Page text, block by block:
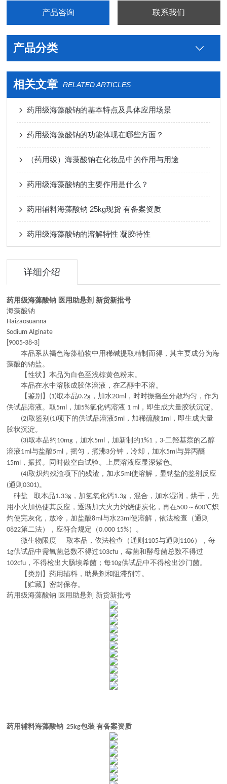
产品咨询 联系我们
产品分类
相关文章 RELATED ARTICLES
药用级海藻酸钠的基本特点及具体应用场景
药用级海藻酸钠的功能体现在哪些方面？
（药用级）海藻酸钠在化妆品中的作用与用途
药用级海藻酸钠的主要作用是什么？
药用辅料海藻酸钠 25kg现货 有备案资质
药用级海藻酸钠的溶解特性 凝胶特性
详细介绍
药用级海藻酸钠 医用助悬剂 新货新批号
海藻酸钠
Haizaosuanna
Sodium Alginate
[9005-38-3]
本品系从褐色海藻植物中用稀碱提取精制而得，其主要成分为海
藻酸的钠盐。
【性状】本品为白色至浅棕黄色粉末。
本品在水中溶胀成胶体溶液，在乙醇中不溶。
【鉴别】 (1)取本品0.2g ，加水20ml ，时时振摇至分散均匀，作为
供试品溶液。取 5ml ，加5%氯化钙溶液 1 ml ，即生成大量胶状沉淀。
(2)取鉴别 (1)项下的供试品溶液5ml ，加稀硫酸1ml ，即生成大量
胶状沉淀。
(3)取本品约10mg ，加水5ml ，加新制的1%1 ， 3-二羟基萘的乙醇
溶液1ml与盐酸5ml ，摇匀，煮沸3分钟，冷却，加水5ml与异丙醚
15ml ，振摇。同时做空白试验。上层溶液应显深紫色。
(4)取炽灼残渣项下的残渣，加水5ml使溶解，显钠盐的鉴别反应
(通则0301)。
砷盐
取本品1.33g ，加氢氧化钙1.3g ，混合，加水湿润，烘干，先
用小火加热使其反应，逐渐加大火力灼烧使炭化，再在500 ～600℃炽
灼使完灰化，放冷，加盐酸8ml与水23ml使溶解，依法检查（通则
0822第二法），应符合规定（0.000 15%）。
微生物限度
取本品，依法检查（通则 1105与通则 1106），每
1g供试品中需氧菌总数不得过103cfu ，霉菌和酵母菌总数不得过
102cfu ，不得检出大肠埃希菌；每10g供试品中不得检出沙门菌。
【类别】药用辅料，助悬剂和阻滞剂等。
【贮藏】密封保存。
药用级海藻酸钠 医用助悬剂 新货新批号
药用辅料海藻酸钠 25kg包装 有备案资质